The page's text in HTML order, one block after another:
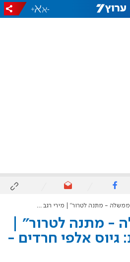
-
+
לטרור" | מירי רגב טוענת: גיוס אלפי חרדים - אפשרי
- מתנה לטרור" |
גיוס אלפי חרדים -